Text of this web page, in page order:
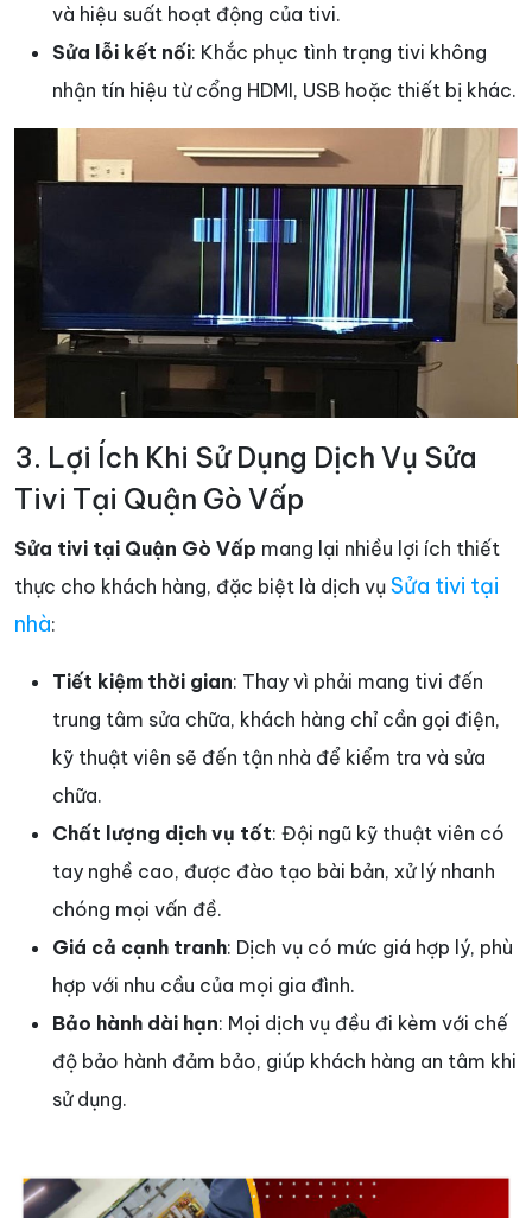
và hiệu suất hoạt động của tivi.
Sửa lỗi kết nối: Khắc phục tình trạng tivi không
nhận tín hiệu từ cổng HDMI, USB hoặc thiết bị khác.
3. Lợi Ích Khi Sử Dụng Dịch Vụ Sửa
Tivi Tại Quận Gò Vấp
Sửa tivi tại Quận Gò Vấp mang lại nhiều lợi ích thiết
thực cho khách hàng, đặc biệt là dịch vụ Sửa tivi tại
nhà:
Tiết kiệm thời gian: Thay vì phải mang tivi đến
trung tâm sửa chữa, khách hàng chỉ cần gọi điện,
kỹ thuật viên sẽ đến tận nhà để kiểm tra và sửa
chữa.
Chất lượng dịch vụ tốt: Đội ngũ kỹ thuật viên có
tay nghề cao, được đào tạo bài bản, xử lý nhanh
chóng mọi vấn đề.
Giá cả cạnh tranh: Dịch vụ có mức giá hợp lý, phù
hợp với nhu cầu của mọi gia đình.
Bảo hành dài hạn: Mọi dịch vụ đều đi kèm với chế
độ bảo hành đảm bảo, giúp khách hàng an tâm khi
sử dụng.